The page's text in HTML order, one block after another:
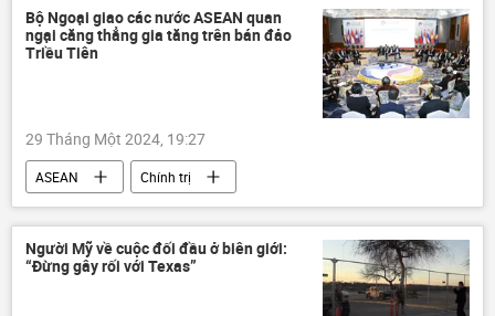
Bộ Ngoại giao các nước ASEAN quan
ngại căng thẳng gia tăng trên bán đảo
Triều Tiên
29 Tháng Một 2024, 19:27
ASEAN
Chính trị
an ninh quốc phòng
Thế giới
Lào
bán đảo Triều Tiên
Bắc Triều Tiên
Người Mỹ về cuộc đối đầu ở biên giới:
“Đừng gây rối với Texas”